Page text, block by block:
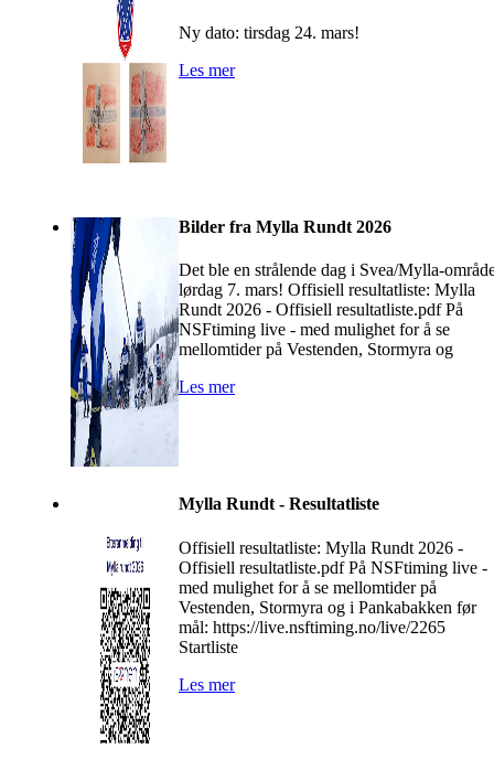
Ny dato: tirsdag 24. mars!
Les mer
Bilder fra Mylla Rundt 2026
Det ble en strålende dag i Svea/Mylla-
lørdag 7. mars! Offisiell resultatliste: Mylla
Rundt 2026 - Offisiell resultatliste.pdf På
NSFtiming live - med mulighet for å se
mellomtider på Vestenden, Stormyra og
Les mer
Mylla Rundt - Resultatliste
Offisiell resultatliste: Mylla Rundt 2026 -
Offisiell resultatliste.pdf På NSFtiming live -
med mulighet for å se mellomtider på
Vestenden, Stormyra og i Pankabakken før
mål: https://live.nsftiming.no/live/2265
Startliste
Les mer